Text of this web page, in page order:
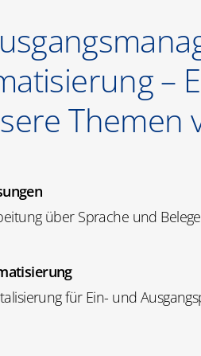
–
Themen
über Sprache und
für Ein- und